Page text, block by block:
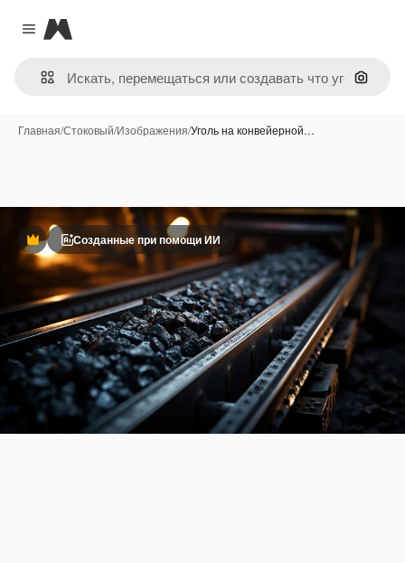
Close menu
Magnific
Поиск
Главная/Стоковый/Изображения/Уголь на конвейерной…
ПремиумСозданные при помощи ИИ